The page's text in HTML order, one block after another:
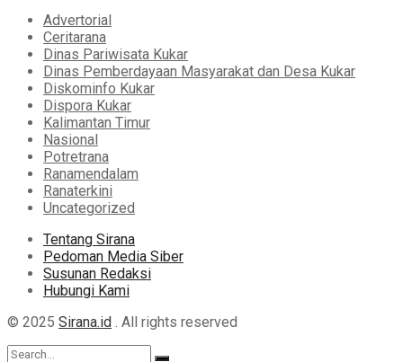
Advertorial
Ceritarana
Dinas Pariwisata Kukar
Dinas Pemberdayaan Masyarakat dan Desa Kukar
Diskominfo Kukar
Dispora Kukar
Kalimantan Timur
Nasional
Potretrana
Ranamendalam
Ranaterkini
Uncategorized
Tentang Sirana
Pedoman Media Siber
Susunan Redaksi
Hubungi Kami
© 2025 Sirana.id . All rights reserved